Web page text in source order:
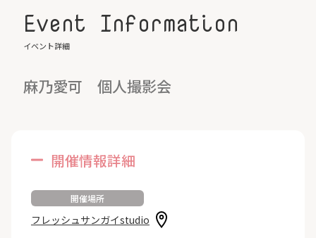
Event Information
イベント詳細
麻乃愛可 個人撮影会
開催情報詳細
開催場所
フレッシュサンガイstudio